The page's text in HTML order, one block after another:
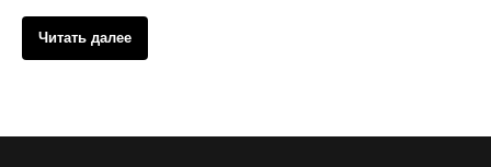
Читать далее